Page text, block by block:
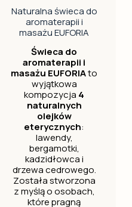
Naturalna świeca do
aromaterapii i
masażu EUFORIA
Świeca do
aromaterapii i
masażu EUFORIAto
wyjątkowa
kompozycja 4
naturalnych
olejków
eterycznych:
lawendy,
bergamotki,
kadzidłowca i
drzewa cedrowego.
Została stworzona
z myślą o osobach,
które pragną